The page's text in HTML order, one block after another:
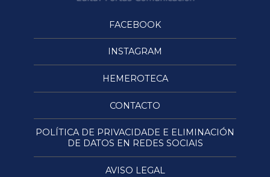
FACEBOOK
INSTAGRAM
HEMEROTECA
CONTACTO
POLÍTICA DE PRIVACIDADE E ELIMINACIÓN
DE DATOS EN REDES SOCIAIS
AVISO LEGAL